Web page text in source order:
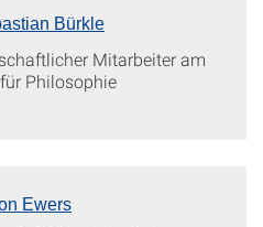
Bürkle
Mitarbeiter am
Philosophie
Ewers